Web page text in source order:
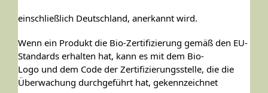
einschließlich Deutschland, anerkannt wird.
Wenn ein Produkt die Bio-Zertifizierung gemäß den EU-
Standards erhalten hat, kann es mit dem Bio-
Logo und dem Code der Zertifizierungsstelle, die die
Überwachung durchgeführt hat, gekennzeichnet